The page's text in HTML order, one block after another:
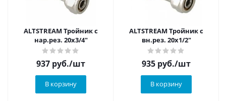
ALTSTREAM Тройник с
нар.рез. 20х3/4"
937 руб./шт
В корзину
ALTSTREAM Тройник с
вн.рез. 20х1/2"
935 руб./шт
В корзину